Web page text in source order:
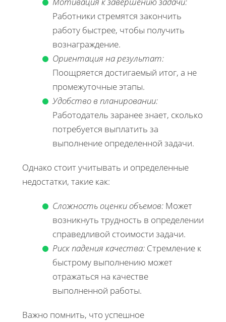
Работники стремятся закончить
работу быстрее, чтобы получить
вознаграждение.
Ориентация на результат:
Поощряется достигаемый итог, а не
промежуточные этапы.
Удобство в планировании:
Работодатель заранее знает, сколько
потребуется выплатить за
выполнение определенной задачи.
Однако стоит учитывать и определенные
недостатки, такие как:
Сложность оценки объемов: Может
возникнуть трудность в определении
справедливой стоимости задачи.
Риск падения качества: Стремление к
быстрому выполнению может
отражаться на качестве
выполненной работы.
Важно помнить, что успешное